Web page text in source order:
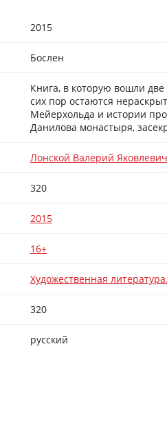
2015
Бослен
Книга, в которую вошли
сих пор остаются
Мейерхольда и истории
Данилова монастыря,
Лонской Валерий Яковлевич
320
2015
16+
Художественная
320
русский